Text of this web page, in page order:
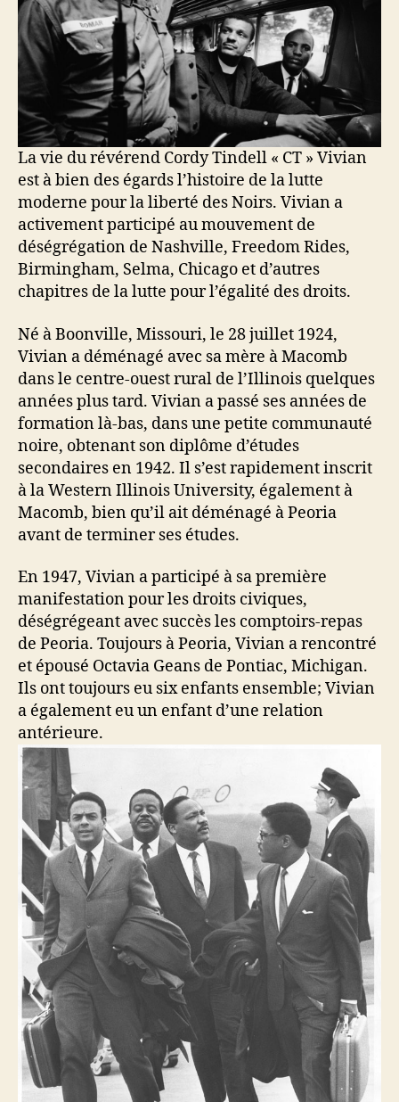
La vie du révérend Cordy Tindell « CT » Vivian
est à bien des égards l’histoire de la lutte
moderne pour la liberté des Noirs. Vivian a
activement participé au mouvement de
déségrégation de Nashville, Freedom Rides,
Birmingham, Selma, Chicago et d’autres
chapitres de la lutte pour l’égalité des droits.
Né à Boonville, Missouri, le 28 juillet 1924,
Vivian a déménagé avec sa mère à Macomb
dans le centre-ouest rural de l’Illinois quelques
années plus tard. Vivian a passé ses années de
formation là-bas, dans une petite communauté
noire, obtenant son diplôme d’études
secondaires en 1942. Il s’est rapidement inscrit
à la Western Illinois University, également à
Macomb, bien qu’il ait déménagé à Peoria
avant de terminer ses études.
En 1947, Vivian a participé à sa première
manifestation pour les droits civiques,
déségrégeant avec succès les comptoirs-repas
de Peoria. Toujours à Peoria, Vivian a rencontré
et épousé Octavia Geans de Pontiac, Michigan.
Ils ont toujours eu six enfants ensemble; Vivian
a également eu un enfant d’une relation
antérieure.